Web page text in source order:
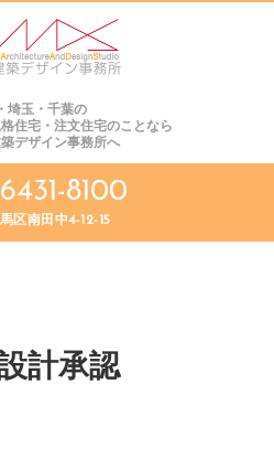
埼玉・千葉の
住宅・注文住宅のことなら
デザイン事務所へ
8100
区南田中4-12-15
計承認